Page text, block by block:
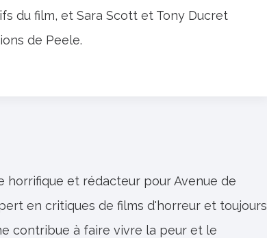
du film, et Sara Scott et Tony Ducret
de Peele.
horrifique et rédacteur pour Avenue de
en critiques de films d'horreur et toujours
contribue à faire vivre la peur et le